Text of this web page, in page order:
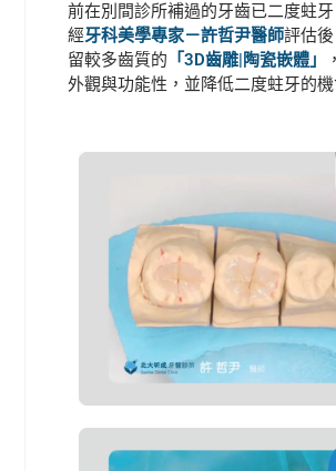
前在別間診所補過的牙齒已二度蛀牙
經牙科美學專家－許哲尹醫師評估
留較多齒質的 「3D齒雕|陶瓷嵌體」
外觀與功能性，並降低二度蛀牙的機